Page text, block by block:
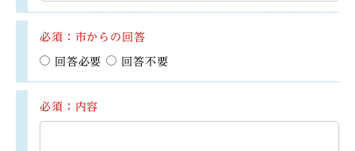
必須：市からの回答
回答必要 回答不要
必須：内容